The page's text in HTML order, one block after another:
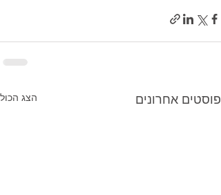
פוסטים אחרונים הצג הכול